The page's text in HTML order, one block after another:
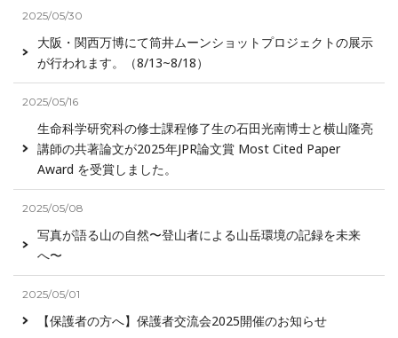
2025/05/30
大阪・関西万博にて筒井ムーンショットプロジェクトの展示
が行われます。（8/13~8/18）
2025/05/16
生命科学研究科の修士課程修了生の石田光南博士と横山隆亮
講師の共著論文が2025年JPR論文賞 Most Cited Paper
Award を受賞しました。
2025/05/08
写真が語る山の自然〜登山者による山岳環境の記録を未来
へ〜
2025/05/01
【保護者の方へ】保護者交流会2025開催のお知らせ